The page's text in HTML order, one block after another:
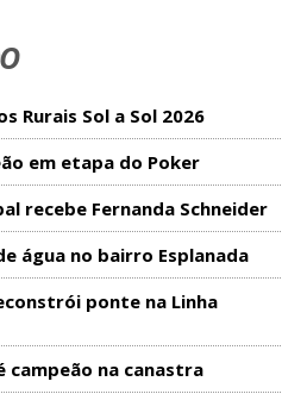
Rurais Sol a Sol 2026
em etapa do Poker
recebe Fernanda Schneider
água no bairro Esplanada
ponte na Linha
campeão na canastra